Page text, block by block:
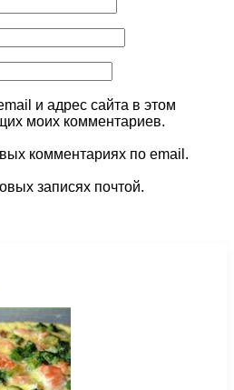
и адрес сайта в этом
моих комментариев.
комментариях по email.
записях почтой.